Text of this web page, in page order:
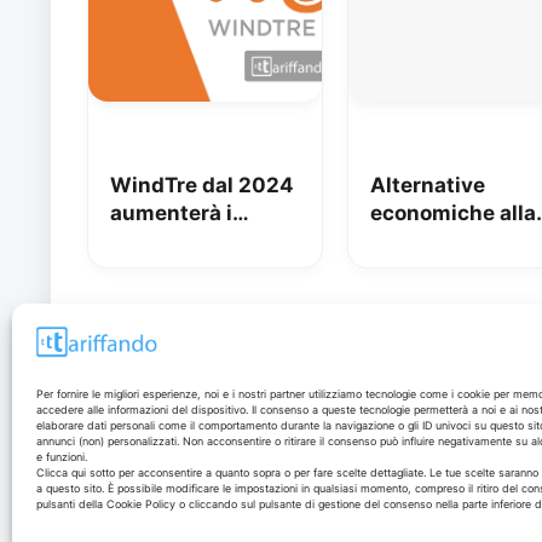
Per fornire le migliori esperienze, noi e i nostri partner utilizziamo tecnologie come i cookie per
accedere alle informazioni del dispositivo. Il consenso a queste tecnologie permetterà a noi e ai
elaborare dati personali come il comportamento durante la navigazione o gli ID univoci su questo
annunci (non) personalizzati. Non acconsentire o ritirare il consenso può influire negativamente su
e funzioni.
Clicca qui sotto per acconsentire a quanto sopra o per fare scelte dettagliate. Le tue scelte saranno
a questo sito. È possibile modificare le impostazioni in qualsiasi momento, compreso il ritiro del
pulsanti della Cookie Policy o cliccando sul pulsante di gestione del consenso nella parte inferiore
WindTre dal 2024
aumenterà i
Alternative
economiche alla
Disclaimer
I marchi citati appartengono ai rispettivi proprietari. Le
offerte segnalate possono subire variazioni: verifica
sempre le condizioni sui siti ufficiali.